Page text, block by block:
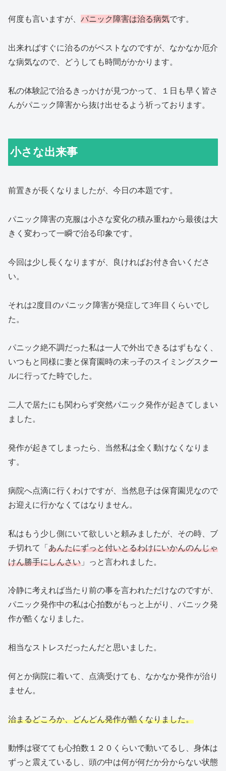
何度も言いますが、 パニック障害は治る病気です。
出来ればすぐに治るのがベストなのですが、なかなか厄介
な病気なので、どうしても時間がかかります。
私の体験記で治るきっかけが見つかって、１日も早く皆さ
んがパニック障害から抜け出せるよう祈っております。
小さな出来事
前置きが長くなりましたが、今日の本題です。
パニック障害の克服は小さな変化の積み重ねから最後は大
きく変わって一瞬で治る印象です。
今回は少し長くなりますが、良ければお付き合いくださ
い。
それは2度目のパニック障害が発症して3年目くらいでし
た。
パニック絶不調だった私は一人で外出できるはずもなく、
いつもと同様に妻と保育園時の末っ子のスイミングスクー
ルに行ってた時でした。
二人で居たにも関わらず突然パニック発作が起きてしまい
ました。
発作が起きてしまったら、当然私は全く動けなくなりま
す。
病院へ点滴に行くわけですが、当然息子は保育園児なので
お迎えに行かなくてはなりません。
私はもう少し側にいて欲しいと頼みましたが、その時、ブ
チ切れて「 あんたにずっと付いとるわけにいかんのんじゃ
けん勝手にしんさい 」っと言われました。
冷静に考えれば当たり前の事を言われただけなのですが、
パニック発作中の私は心拍数がもっと上がり、パニック発
作が酷くなりました。
相当なストレスだったんだと思いました。
何とか病院に着いて、点滴受けても、なかなか発作が治り
ません。
治まるどころか、どんどん発作が酷くなりました。
動悸は寝てても心拍数１２０くらいで動いてるし、身体は
ずっと震えているし、頭の中は何が何だか分からない状態